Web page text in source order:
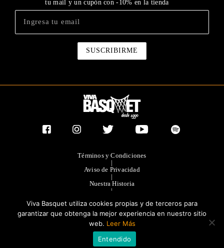
tu mail y un cupón con -10% en la tienda
Términos y Condiciones
|
Aviso de Privacidad
|
Nuestra Historia
|
|
Publicidad
®TODOS LOS DERECHOS RESERVADOS 2023. GRUPO OLIMPIA
EDITORES.
Viva Basquet utiliza cookies propias y de terceros para
garantizar que obtenga la mejor experiencia en nuestro sitio
web. Leer Más
Entendido